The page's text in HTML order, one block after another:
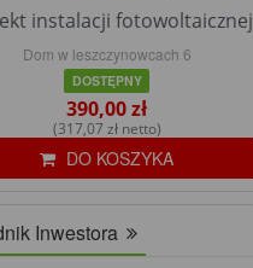
instalacji fotowoltaicznej
Dom w leszczynowcach 6
DOSTĘPNY
390,00 zł
(317,07 zł netto)
DO KOSZYKA
Inwestora